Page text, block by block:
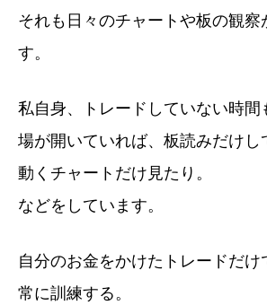
それも日々のチャートや板の観察
す。
私自身、トレードしていない時間
場が開いていれば、板読みだけし
動くチャートだけ見たり。
などをしています。
自分のお金をかけたトレードだけ
常に訓練する。